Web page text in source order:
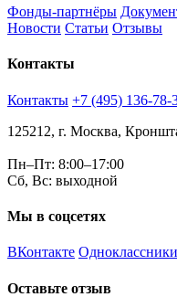
Фонды-партнёры
Новости Статьи Отзывы
Контакты
Контакты +7 (495) 136-78-
125212, г. Москва,
Пн–Пт: 8:00–17:00
Сб, Вс: выходной
Мы в соцсетях
ВКонтакте Одноклассники
Оставьте отзыв